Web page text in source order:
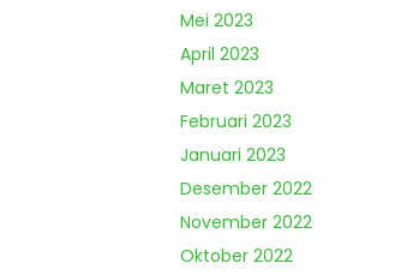
Mei 2023
April 2023
Maret 2023
Februari 2023
Januari 2023
Desember 2022
November 2022
Oktober 2022